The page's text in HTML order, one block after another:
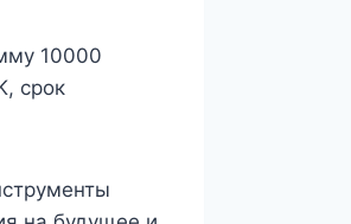
10000
срок